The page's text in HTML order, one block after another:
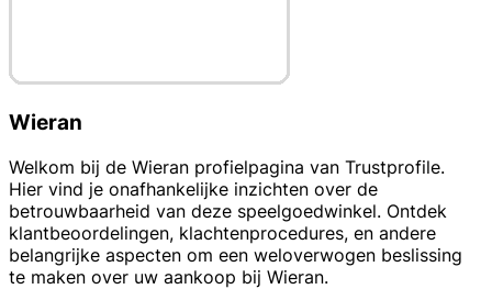
Wieran
Welkom bij de Wieran profielpagina van Trustprofile.
Hier vind je onafhankelijke inzichten over de
betrouwbaarheid van deze speelgoedwinkel. Ontdek
klantbeoordelingen, klachtenprocedures, en andere
belangrijke aspecten om een weloverwogen beslissing
te maken over uw aankoop bij Wieran.